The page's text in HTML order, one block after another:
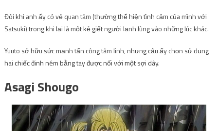
Đôi khi anh ấy có vẻ quan tâm (thường thể hiện tình cảm của mình với
Satsuki) trong khi lại là một kẻ giết người lạnh lùng vào những lúc khác.
Yuuto sở hữu sức mạnh tấn công tâm linh, nhưng cậu ấy chọn sử dụng
hai chiếc đinh ném bằng tay được nối với một sợi dây.
Asagi Shougo